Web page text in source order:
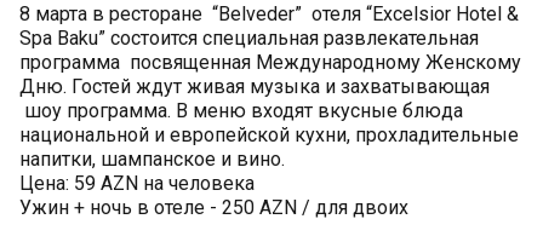
8 марта в ресторане “Belveder” отеля “Excelsior Hotel &
Spa Baku” состоится специальная развлекательная
программа посвященная Международному Женскому
Дню. Гостей ждут живая музыка и захватывающая
шоу программа. В меню входят вкусные блюда
национальной и европейской кухни, прохладительные
напитки, шампанское и вино.
Цена: 59 AZN на человека
Ужин + ночь в отеле - 250 AZN / для двоих